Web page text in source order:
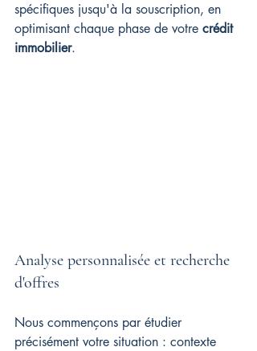
spécifiques jusqu'à la souscription, en
optimisant chaque phase de votre crédit
immobilier.
Analyse personnalisée et recherche
d'offres
Nous commençons par étudier
précisément votre situation : contexte